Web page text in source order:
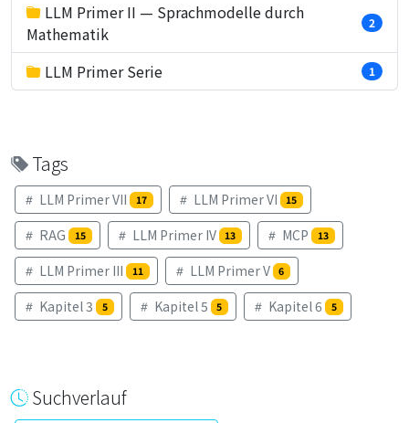
LLM Primer II — Sprachmodelle durch
Mathematik
2
LLM Primer Serie 1
Tags
LLM Primer VII 17 LLM Primer VI 15
RAG 15 LLM Primer IV 13 MCP 13
LLM Primer III 11 LLM Primer V 6
Kapitel 3 5 Kapitel 5 5 Kapitel 6 5
Suchverlauf